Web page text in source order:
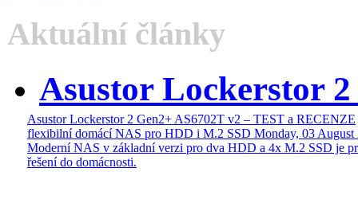
Aktuální články
Asustor Lockerstor
Asustor Lockerstor 2 Gen2+ AS6702T v2 – TEST a RECENZE
flexibilní domácí NAS pro HDD i M.2 SSD Monday, 03 August
Moderní NAS v základní verzi pro dva HDD a 4x M.2 SSD je
řešení do domácnosti.